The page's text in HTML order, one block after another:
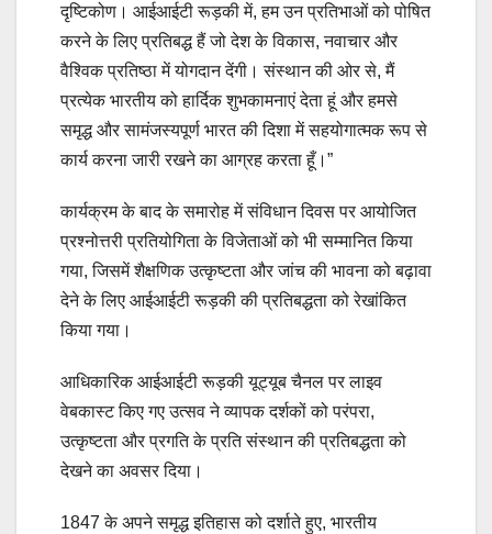
दृष्टिकोण। आईआईटी रूड़की में, हम उन प्रतिभाओं को पोषित
करने के लिए प्रतिबद्ध हैं जो देश के विकास, नवाचार और
वैश्विक प्रतिष्ठा में योगदान देंगी। संस्थान की ओर से, मैं
प्रत्येक भारतीय को हार्दिक शुभकामनाएं देता हूं और हमसे
समृद्ध और सामंजस्यपूर्ण भारत की दिशा में सहयोगात्मक रूप से
कार्य करना जारी रखने का आग्रह करता हूँ।”
कार्यक्रम के बाद के समारोह में संविधान दिवस पर आयोजित
प्रश्नोत्तरी प्रतियोगिता के विजेताओं को भी सम्मानित किया
गया, जिसमें शैक्षणिक उत्कृष्टता और जांच की भावना को बढ़ावा
देने के लिए आईआईटी रूड़की की प्रतिबद्धता को रेखांकित
किया गया।
आधिकारिक आईआईटी रूड़की यूट्यूब चैनल पर लाइव
वेबकास्ट किए गए उत्सव ने व्यापक दर्शकों को परंपरा,
उत्कृष्टता और प्रगति के प्रति संस्थान की प्रतिबद्धता को
देखने का अवसर दिया।
1847 के अपने समृद्ध इतिहास को दर्शाते हुए, भारतीय